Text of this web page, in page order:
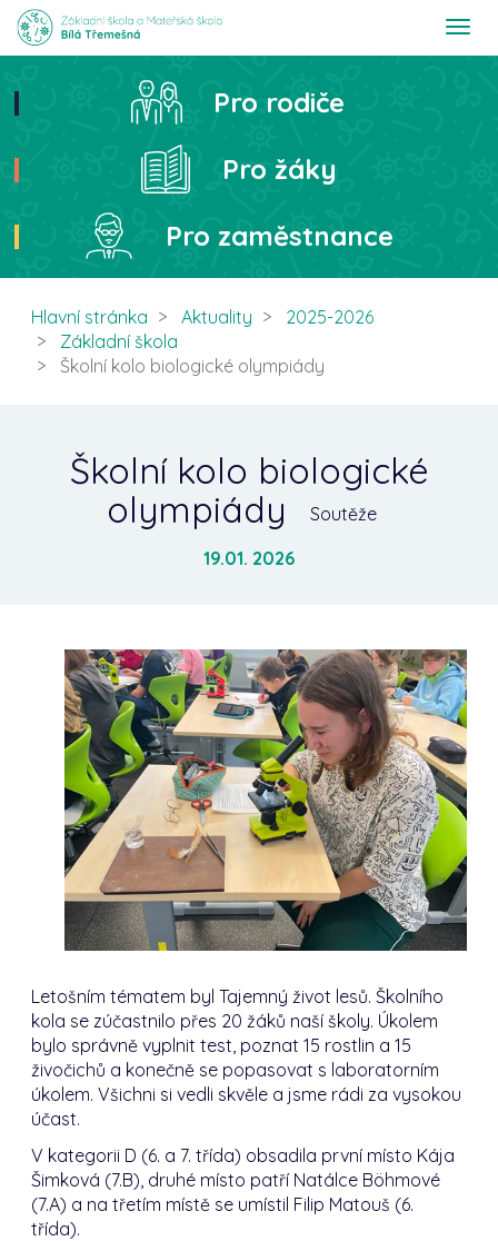
T
t
Hledat
Pro rodiče
Pro žáky
Pro zaměstnance
Hlavní stránka Aktuality
2025-2026
Základní škola
Školní kolo biologické olympiády
Školní kolo biologické
olympiády
Soutěže
19.01. 2026
Letošním tématem byl Tajemný život lesů. Školního
kola se zúčastnilo přes 20 žáků naší školy. Úkolem
bylo správně vyplnit test, poznat 15 rostlin a 15
živočichů a konečně se popasovat s laboratorním
úkolem. Všichni si vedli skvěle a jsme rádi za vysokou
účast.
V kategorii D (6. a 7. třída) obsadila první místo Kája
Šimková (7.B), druhé místo patří Natálce Böhmové
(7.A) a na třetím místě se umístil Filip Matouš (6.
třída).